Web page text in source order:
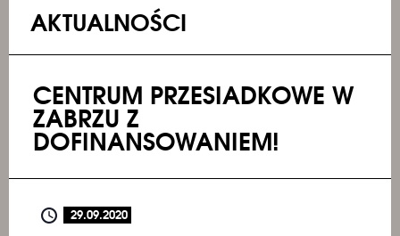
AKTUALNOŚCI
CENTRUM PRZESIADKOWE W
ZABRZU Z
DOFINANSOWANIEM!
29.09.2020